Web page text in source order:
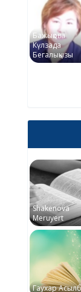
Бажықова
Күлзада
Бегалықызы
Shakenova
Meruyert
Гаухар